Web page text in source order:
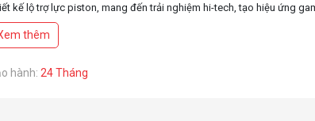
kế lộ trợ lực piston, mang đến trải nghiệm hi-tech, tạo hiệu ứng
lực piston HyperLift Max, cơ chế cổ Fluid Arc gia cố, nâng đỡ ổn
sung khóa xoay 180 độ, Quick Release VESA và cơ chế Topside dễ
thêm
hành: 24 Tháng